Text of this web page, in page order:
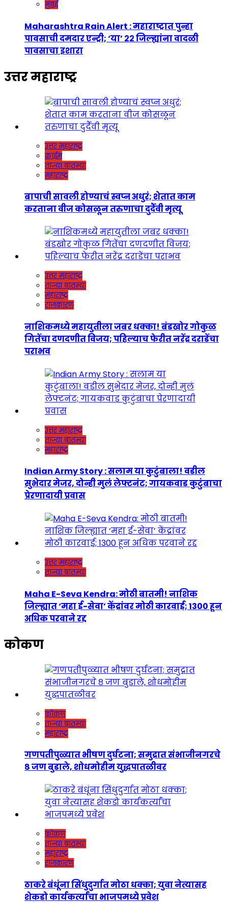
मुंबई
Maharashtra Rain Alert : महाराष्ट्रात पुन्हा
पावसाची दमदार एन्ट्री; ‘या’ २२ जिल्ह्यांना वादळी
पावसाचा इशारा
उत्तर महाराष्ट्र
उत्तर महाराष्ट्र
क्राईम
ताज्या बातम्या
महाराष्ट्र
बापाची सावली होण्याचं स्वप्न अधुरं; शेतात काम
करताना वीज कोसळून तरुणाचा दुर्दैवी मृत्यू
उत्तर महाराष्ट्र
ताज्या बातम्या
महाराष्ट्र
राजकारण
नाशिकमध्ये महायुतीला जबर धक्का! बंडखोर गोकुळ
गितेंचा दणदणीत विजय; पहिल्याच फेरीत नरेंद्र दराडेंचा
पराभव
उत्तर महाराष्ट्र
ताज्या बातम्या
महाराष्ट्र
Indian Army Story : सलाम या कुटुंबाला! वडील
सुभेदार मेजर, दोन्ही मुलं लेफ्टनंट; गायकवाड कुटुंबाचा
प्रेरणादायी प्रवास
उत्तर महाराष्ट्र
ताज्या बातम्या
Maha E-Seva Kendra: मोठी बातमी! नाशिक
जिल्ह्यात ‘महा ई-सेवा’ केंद्रांवर मोठी कारवाई; 1300 हून
अधिक परवाने रद्द
कोकण
कोकण
ताज्या बातम्या
महाराष्ट्र
गणपतीपुळ्यात भीषण दुर्घटना; समुद्रात संभाजीनगरचे
८ जण बुडाले, शोधमोहीम युद्धपातळीवर
कोकण
ताज्या बातम्या
महाराष्ट्र
राजकारण
ठाकरे बंधूंना सिंधुदुर्गात मोठा धक्का; युवा नेत्यासह
शेकडो कार्यकर्त्यांचा भाजपमध्ये प्रवेश